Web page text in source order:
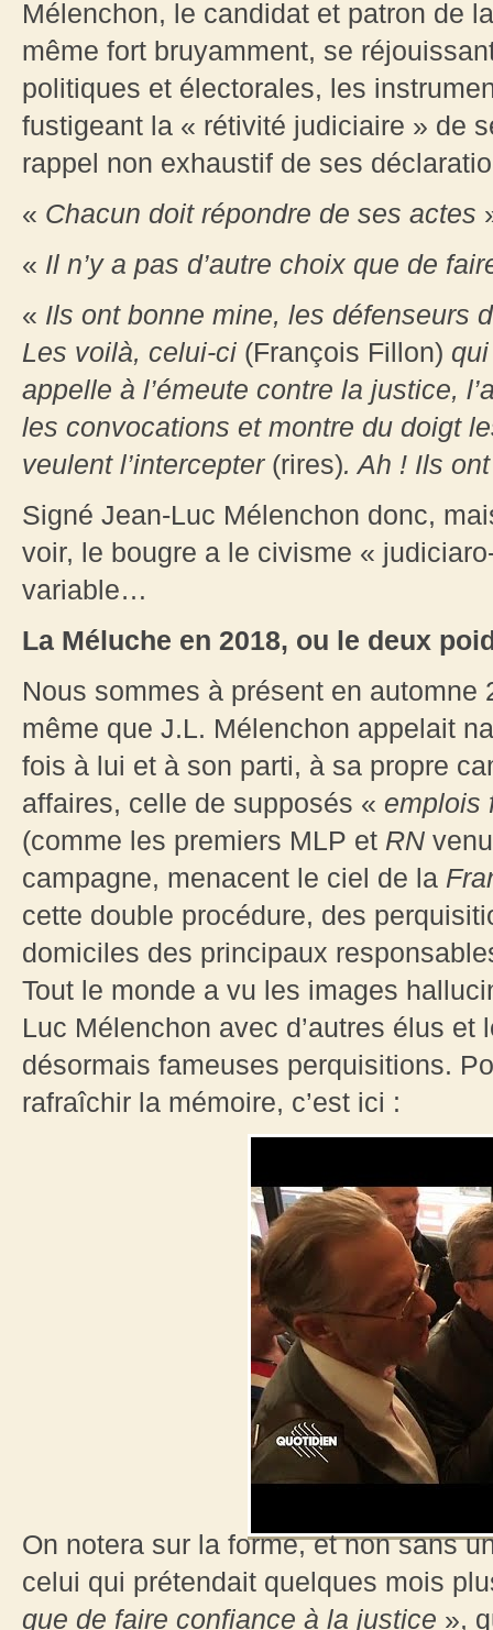
Mélenchon, le candidat et patron de
même fort bruyamment, se
politiques et électorales, les
fustigeant la « rétivité judiciaire » de
rappel non exhaustif de ses
« Chacun doit répondre de ses actes
« Il n’y a pas d’autre choix que de
« Ils ont bonne mine, les défenseurs
Les voilà, celui-ci (François Fillon)
appelle à l’émeute contre la justice,
les convocations et montre du doigt
veulent l’intercepter (rires). Ah ! Ils
Signé Jean-Luc Mélenchon donc,
voir, le bougre a le civisme «
variable…
La Méluche en 2018, ou le deux
Nous sommes à présent en automne
même que J.L. Mélenchon appelait
fois à lui et à son parti, à sa propre
affaires, celle de supposés « emplois
(comme les premiers MLP et RN
campagne, menacent le ciel de la
cette double procédure, des
domiciles des principaux
Tout le monde a vu les images
Luc Mélenchon avec d’autres élus et
désormais fameuses perquisitions.
rafraîchir la mémoire, c’est ici :
On notera sur la forme, et non sans
celui qui prétendait quelques mois
que de faire confiance à la justice »,